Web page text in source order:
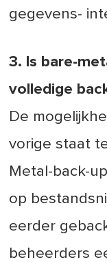
gegevens-
3. Is bare-
volledige
De
vorige staat
Metal-back-
op
eerder
beheerders